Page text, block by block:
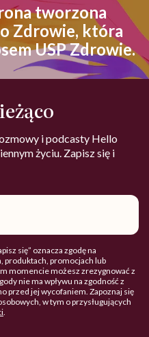
tworzona
Zdrowie, która
USP Zdrowie.
i podcasty Hello
życiu. Zapisz się i
się” oznacza zgodę na
produktach, promocjach lub
momencie możesz zrezygnować z
nie ma wpływu na zgodność z
przed jej wycofaniem. Zapoznaj się
w tym o przysługujących